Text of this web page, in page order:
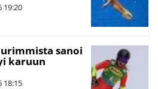
19:20
sanoi
karuun
18:15